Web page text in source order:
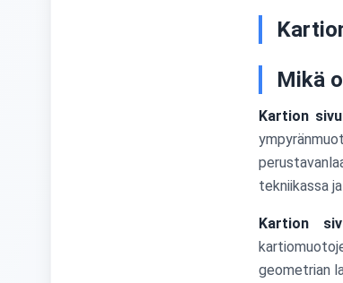
Mikä
Kartion
tekniikassa
Kartion
geometrian